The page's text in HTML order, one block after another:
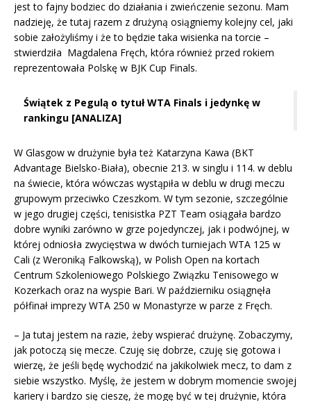
jest to fajny bodziec do działania i zwieńczenie sezonu. Mam
nadzieję, że tutaj razem z drużyną osiągniemy kolejny cel, jaki
sobie założyliśmy i że to będzie taka wisienka na torcie –
stwierdziła Magdalena Fręch, która również przed rokiem
reprezentowała Polskę w BJK Cup Finals.
Świątek z Pegulą o tytuł WTA Finals i jedynkę w
rankingu [ANALIZA]
W Glasgow w drużynie była też Katarzyna Kawa (BKT
Advantage Bielsko-Biała), obecnie 213. w singlu i 114. w deblu
na świecie, która wówczas wystąpiła w deblu w drugi meczu
grupowym przeciwko Czeszkom. W tym sezonie, szczególnie
w jego drugiej części, tenisistka PZT Team osiągała bardzo
dobre wyniki zarówno w grze pojedynczej, jak i podwójnej, w
której odniosła zwycięstwa w dwóch turniejach WTA 125 w
Cali (z Weroniką Falkowską), w Polish Open na kortach
Centrum Szkoleniowego Polskiego Związku Tenisowego w
Kozerkach oraz na wyspie Bari. W październiku osiągnęła
półfinał imprezy WTA 250 w Monastyrze w parze z Fręch.
– Ja tutaj jestem na razie, żeby wspierać drużynę. Zobaczymy,
jak potoczą się mecze. Czuję się dobrze, czuję się gotowa i
wierzę, że jeśli będę wychodzić na jakikolwiek mecz, to dam z
siebie wszystko. Myślę, że jestem w dobrym momencie swojej
kariery i bardzo się cieszę, że mogę być w tej drużynie, która